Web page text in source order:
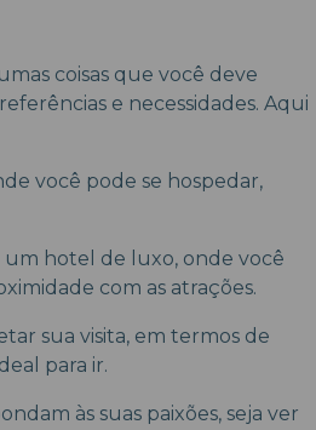
coisas que você deve
e necessidades. Aqui
você pode se hospedar,
hotel de luxo, onde você
com as atrações.
sua visita, em termos de
para ir.
às suas paixões, seja ver